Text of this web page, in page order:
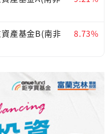
產基金B(南非
8.73%